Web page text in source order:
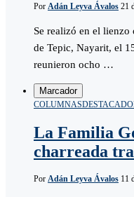
Por Adán Leyva Ávalos 21
Se realizó en el
de Tepic, Nayarit, el
reunieron ocho …
Marcador
COLUMNASDESTACADO
La Familia
charreada
Por Adán Leyva Ávalos 11